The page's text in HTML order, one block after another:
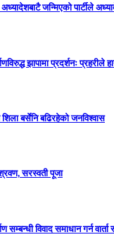
जन्मिएको पार्टीले
झापामा प्रदर्शनः
बर्सेनि बढिरहेको जनविश्वास
सरस्वती पूजा
सम्बन्धी विवाद समाधान गर्न